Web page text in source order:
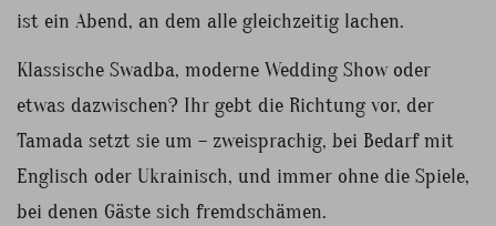
ist ein Abend, an dem alle gleichzeitig lachen.
Klassische Swadba, moderne Wedding Show oder
etwas dazwischen? Ihr gebt die Richtung vor, der
Tamada setzt sie um – zweisprachig, bei Bedarf mit
Englisch oder Ukrainisch, und immer ohne die Spiele,
bei denen Gäste sich fremdschämen.